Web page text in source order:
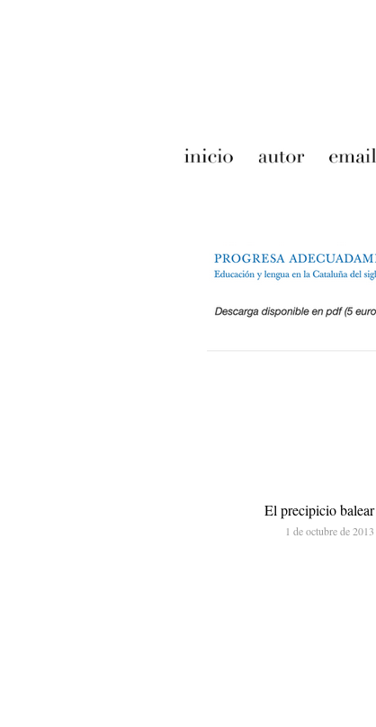
El precipicio balear
1 de octubre de 2013